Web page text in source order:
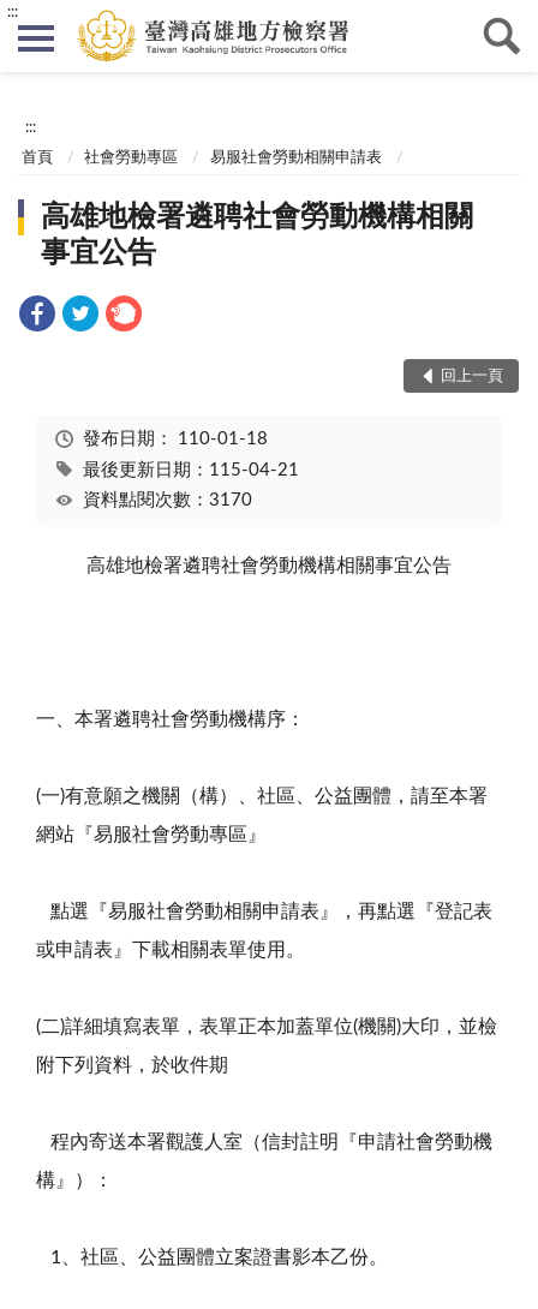
:::
:::
首頁 社會勞動專區 易服社會勞動相關申請表
高雄地檢署遴聘社會勞動機構相關
事宜公告
回上一頁
發布日期： 110-01-18
最後更新日期：115-04-21
資料點閱次數：3170
高雄地檢署遴聘社會勞動機構相關事宜公告
一、本署遴聘社會勞動機構序：
(一)有意願之機關（構）、社區、公益團體，請至本署
網站『易服社會勞動專區』
點選『易服社會勞動相關申請表』，再點選『登記表
或申請表』下載相關表單使用。
(二)詳細填寫表單，表單正本加蓋單位(機關)大印，並檢
附下列資料，於收件期
程內寄送本署觀護人室（信封註明『申請社會勞動機
構』）：
1、社區、公益團體立案證書影本乙份。